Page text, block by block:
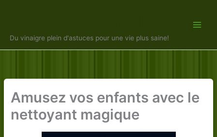
Du vinaigre plein d'astuces pour une vie plus saine!
Amusez vos enfants avec le
nettoyant magique